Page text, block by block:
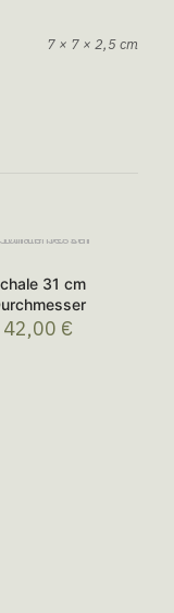
7 × 7 × 2,5 cm
31 cm
42,00 €